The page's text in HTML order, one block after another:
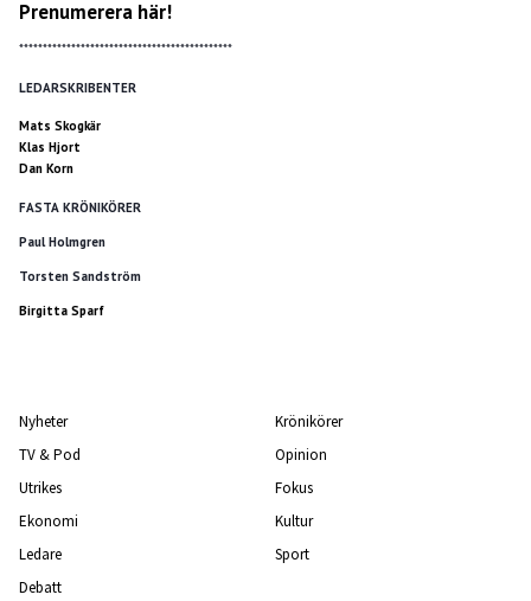
Prenumerera här!
*********************************************
LEDARSKRIBENTER
Mats Skogkär
Klas Hjort
Dan Korn
FASTA KRÖNIKÖRER
Paul Holmgren
Torsten Sandström
Birgitta Sparf
Nyheter
TV & Pod
Utrikes
Ekonomi
Ledare
Debatt
Krönikörer
Opinion
Fokus
Kultur
Sport